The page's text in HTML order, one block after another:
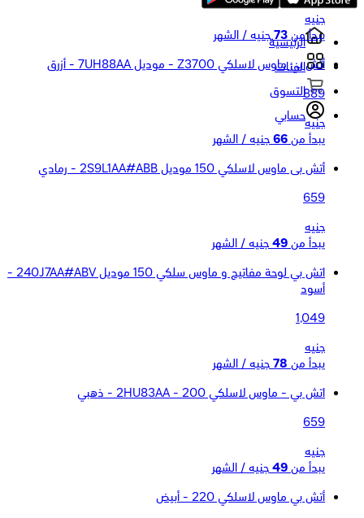
جنيه
يبدأ من 73 جنيه / الشهر
أتش بي ماوس لاسلكي Z3700 - موديل 7UH88AA - أزرق
889
جنيه
يبدأ من 66 جنيه / الشهر
أتش بى ماوس لاسلكي 150 موديل 2S9L1AA#ABB - رمادي
659
جنيه
يبدأ من 49 جنيه / الشهر
اتش بي لوحة مفاتيح و ماوس سلكي 150 موديل 240J7AA#ABV -
أسود
1,049
جنيه
يبدأ من 78 جنيه / الشهر
اتش بي - ماوس لاسلكي 200 - 2HU83AA - ذهبي
659
جنيه
يبدأ من 49 جنيه / الشهر
أتش بي ماوس لاسلكي 220 - أبيض
الرئيسية
الفئات
التسوق
حسابي